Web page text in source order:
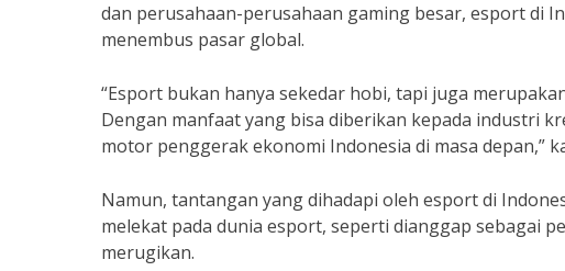
dan perusahaan-perusahaan gaming besar, esport di
menembus pasar global.
“Esport bukan hanya sekedar hobi, tapi juga
Dengan manfaat yang bisa diberikan kepada industri
motor penggerak ekonomi Indonesia di masa depan,”
Namun, tantangan yang dihadapi oleh esport di
melekat pada dunia esport, seperti dianggap sebagai
merugikan.